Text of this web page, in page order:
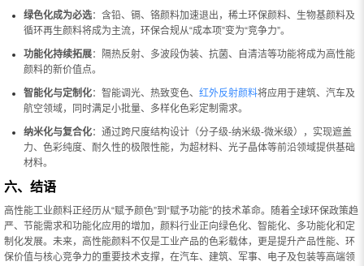
绿色化成为必选：含铅、镉、铬颜料加速退出，稀土环保颜料、生物基颜料及
循环再生颜料将成为主流，环保合规从“成本项”变为“竞争力”。
功能化持续拓展：隔热反射、多波段伪装、抗菌、自清洁等功能将成为高性能
颜料的新价值点。
智能化与定制化：智能调光、热致变色、 红外反射颜料将应用于建筑、汽车及
航空领域，同时满足小批量、多样化色彩定制需求。
纳米化与复合化：通过跨尺度结构设计（分子级-纳米级-微米级），实现遮盖
力、色彩纯度、耐久性的极限性能，为超材料、光子晶体等前沿领域提供基础
材料。
六、结语
高性能工业颜料正经历从“赋予颜色”到“赋予功能”的技术革命。随着全球环保政策趋
严、节能需求和功能化应用的增加，颜料行业正向绿色化、智能化、多功能化和定
制化发展。未来，高性能颜料不仅是工业产品的色彩载体，更是提升产品性能、环
保价值与核心竞争力的重要技术支撑，在汽车、建筑、军事、电子及包装等高端领